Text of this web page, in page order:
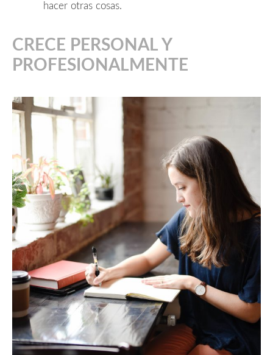
hacer otras cosas.
CRECE PERSONAL Y
PROFESIONALMENTE